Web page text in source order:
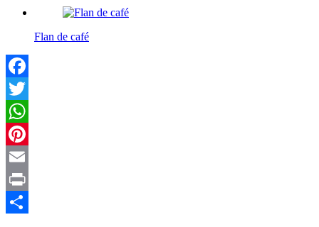
Flan de café
Facebook
Twitter
WhatsApp
Pinterest
Email
Print